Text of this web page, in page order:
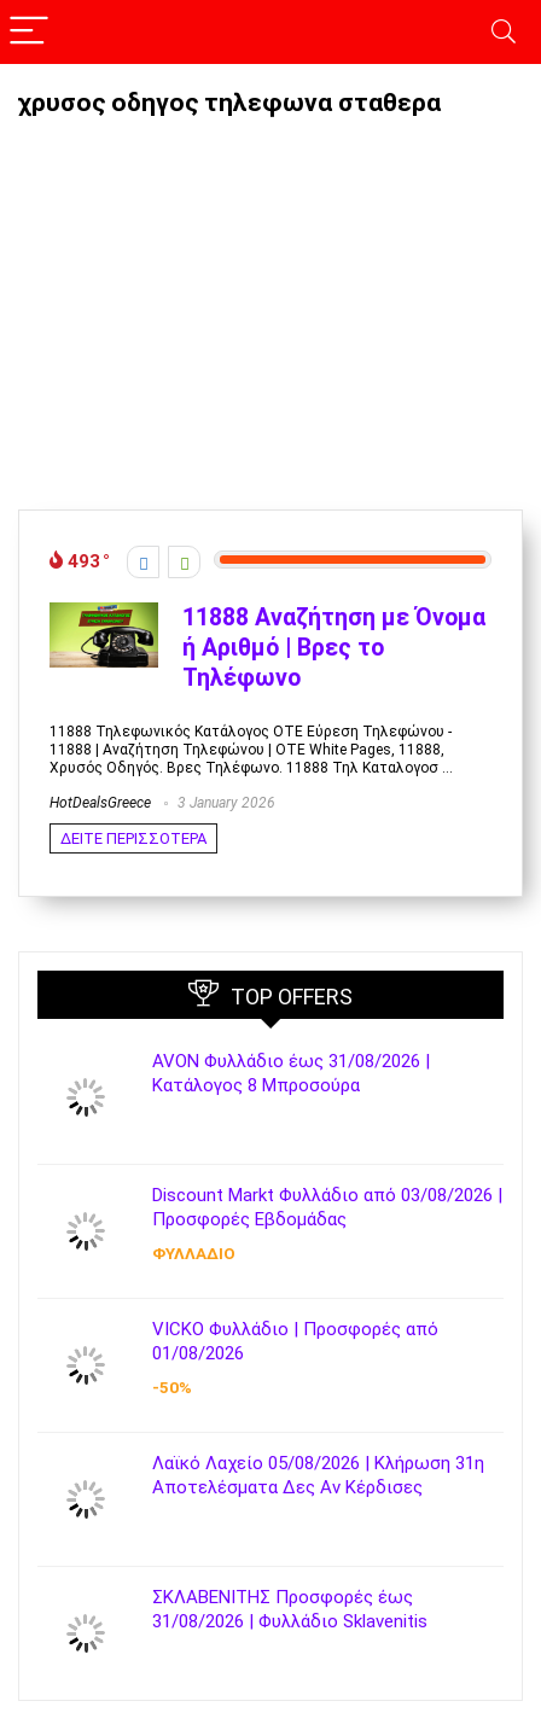
χρυσος οδηγος τηλεφωνα σταθερα
493
11888 Αναζήτηση με Όνομα
ή Αριθμό | Βρες το
Τηλέφωνο
11888 Τηλεφωνικός Κατάλογος ΟΤΕ Εύρεση Τηλεφώνου -
11888 | Αναζήτηση Τηλεφώνου | OTE White Pages, 11888,
Χρυσός Οδηγός. Βρες Τηλέφωνο. 11888 Τηλ Καταλογοσ ...
HotDealsGreece 3 January 2026
ΔΕΙΤΕ ΠΕΡΙΣΣΟΤΕΡΑ
TOP OFFERS
AVON Φυλλάδιο έως 31/08/2026 |
Κατάλογος 8 Μπροσούρα
Discount Markt Φυλλάδιο από 03/08/2026 |
Προσφορές Εβδομάδας
ΦΥΛΛΑΔΙΟ
VICKO Φυλλάδιο | Προσφορές από
01/08/2026
-50%
Λαϊκό Λαχείο 05/08/2026 | Κλήρωση 31η
Αποτελέσματα Δες Αν Κέρδισες
ΣΚΛΑΒΕΝΙΤΗΣ Προσφορές έως
31/08/2026 | Φυλλάδιο Sklavenitis